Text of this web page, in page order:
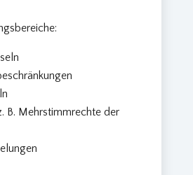
B. Mehrstimmrechte der